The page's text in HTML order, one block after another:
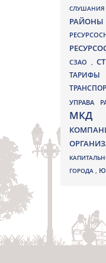
СЗАО ,
ТАРИФЫ
УПРАВА
ГОРОДА ,